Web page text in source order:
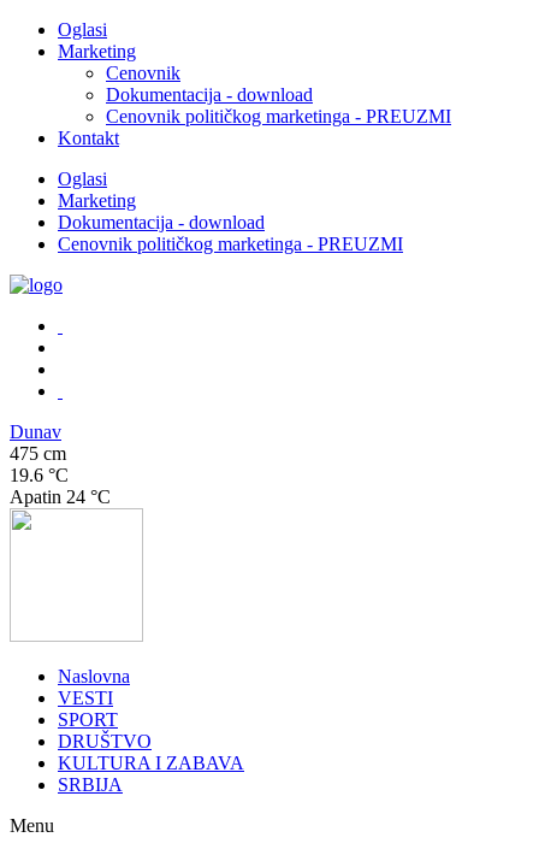
Oglasi
Marketing
Cenovnik
Dokumentacija - download
Cenovnik političkog marketinga - PREUZMI
Kontakt
Oglasi
Marketing
Dokumentacija - download
Cenovnik političkog marketinga - PREUZMI
Dunav
475 cm
19.6 °C
Apatin 24 °C
Naslovna
VESTI
SPORT
DRUŠTVO
KULTURA I ZABAVA
SRBIJA
Menu